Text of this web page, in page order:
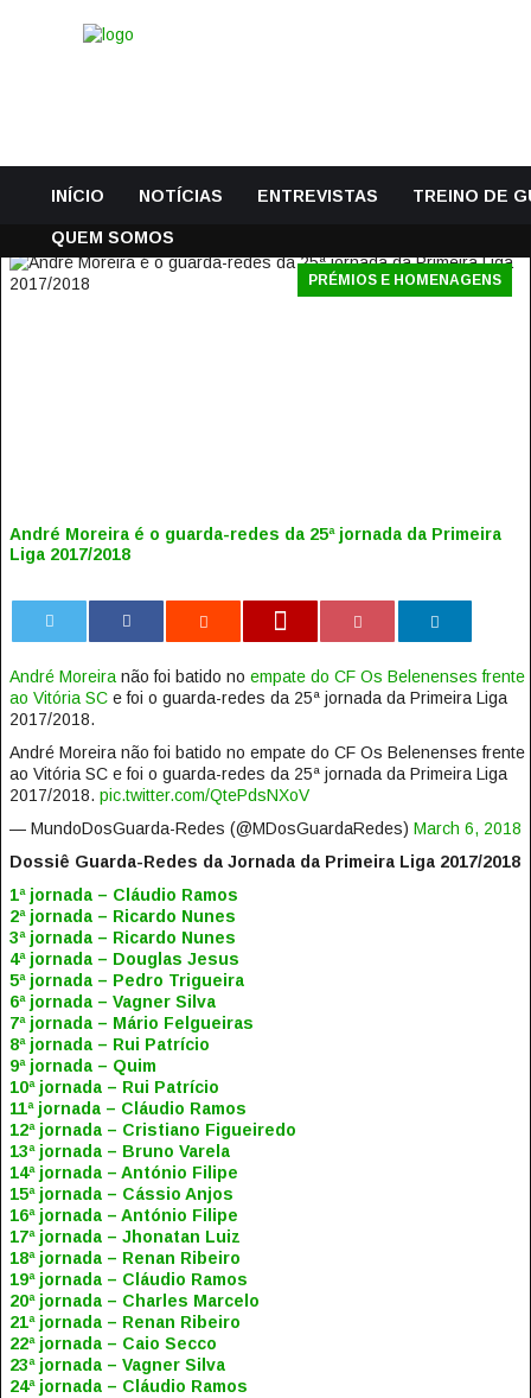
INÍCIO NOTÍCIAS ENTREVISTAS TREINO DE
QUEM SOMOS
PRÉMIOS E HOMENAGENS
André Moreira é o guarda-redes da 25ª jornada da Primeira
Liga 2017/2018
André Moreiranão foi batido no empate do CF Os Belenenses frente
ao Vitória SCe foi o guarda-redes da 25ª jornada da Primeira Liga
2017/2018.
André Moreira não foi batido no empate do CF Os Belenenses frente
ao Vitória SC e foi o guarda-redes da 25ª jornada da Primeira Liga
2017/2018. pic.twitter.com/QtePdsNXoV
— MundoDosGuarda-Redes (@MDosGuardaRedes) March 6, 2018
Dossiê Guarda-Redes da Jornada da Primeira Liga 2017/2018
1ª jornada – Cláudio Ramos
2ª jornada – Ricardo Nunes
3ª jornada – Ricardo Nunes
4ª jornada – Douglas Jesus
5ª jornada – Pedro Trigueira
6ª jornada – Vagner Silva
7ª jornada – Mário Felgueiras
8ª jornada – Rui Patrício
9ª jornada – Quim
10ª jornada – Rui Patrício
11ª jornada – Cláudio Ramos
12ª jornada – Cristiano Figueiredo
13ª jornada – Bruno Varela
14ª jornada – António Filipe
15ª jornada – Cássio Anjos
16ª jornada – António Filipe
17ª jornada – Jhonatan Luiz
18ª jornada – Renan Ribeiro
19ª jornada – Cláudio Ramos
20ª jornada – Charles Marcelo
21ª jornada – Renan Ribeiro
22ª jornada – Caio Secco
23ª jornada – Vagner Silva
24ª jornada – Cláudio Ramos